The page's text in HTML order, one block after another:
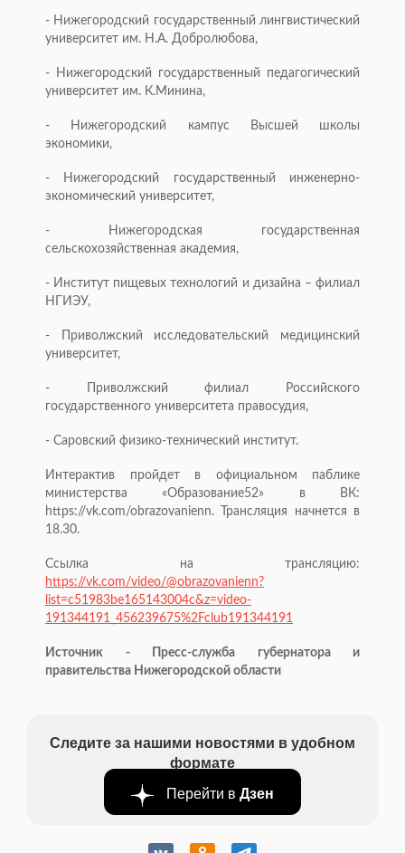
- Нижегородский государственный лингвистический
университет им. Н.А. Добролюбова,
- Нижегородский государственный педагогический
университет им. К.Минина,
- Нижегородский кампус Высшей школы
экономики,
- Нижегородский государственный инженерно-
экономический университет,
- Нижегородская государственная
сельскохозяйственная академия,
- Институт пищевых технологий и дизайна – филиал
НГИЭУ,
- Приволжский исследовательский медицинский
университет,
- Приволжский филиал Российского
государственного университета правосудия,
- Саровский физико-технический институт.
Интерактив пройдет в официальном паблике
министерства «Образование52» в ВК:
https://vk.com/obrazovanienn. Трансляция начнется в
18.30.
Ссылка на трансляцию:
https://vk.com/video/@obrazovanienn?
list=c51983be165143004c&z=video-
191344191_456239675%2Fclub191344191
Источник - Пресс-служба губернатора и
правительства Нижегородской области
Следите за нашими новостями в удобном
формате
Перейти в Дзен